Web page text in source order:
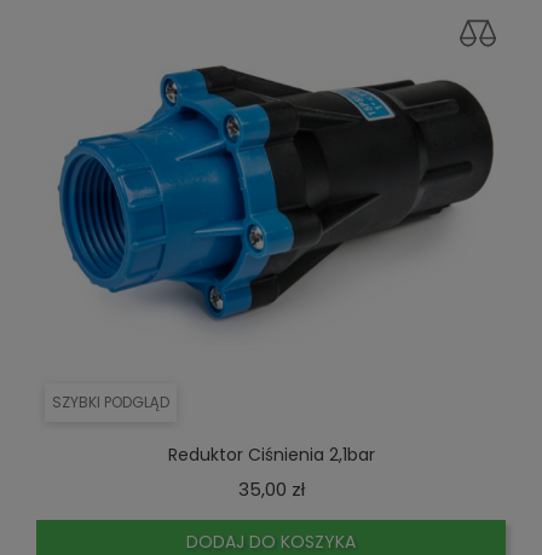
SZYBKI PODGLĄD
Reduktor Ciśnienia 2,1bar
35,00 złCena
DODAJ DO KOSZYKA